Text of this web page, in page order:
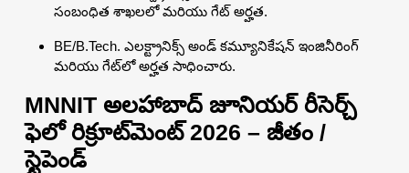
సంబంధిత శాఖలలో మరియు గేట్ అర్హత.
BE/B.Tech. ఎలక్ట్రానిక్స్ అండ్ కమ్యూనికేషన్ ఇంజినీరింగ్
మరియు గేట్‌లో అర్హత సాధించారు.
MNNIT అలహాబాద్ జూనియర్ రీసెర్చ్
ఫెలో రిక్రూట్‌మెంట్ 2026 – జీతం /
స్టైపెండ్